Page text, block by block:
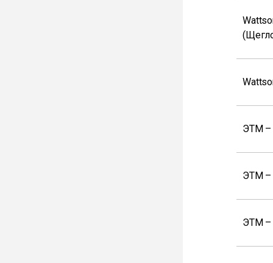
ЭТМ –
ЭТМ –
ЭТМ –